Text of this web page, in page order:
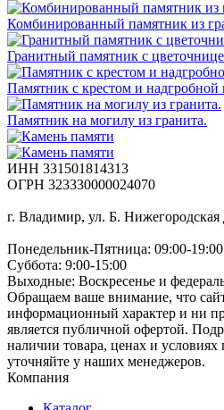
Комбинированный памятник из
Гранитный памятник с
Памятник с крестом и надгробной
Памятник на могилу из гранита.
ИНН 331501814313
ОГРН 323330000024070
г. Владимир, ул. Б. Нижегородская
Понедельник-Пятница: 09:00-19:00
Суббота: 9:00-15:00
Выходные: Воскресенье и
Обращаем ваше внимание, что
информационный характер и ни
является публичной офертой.
наличии товара, ценах и
уточняйте у наших менеджеров.
Компания